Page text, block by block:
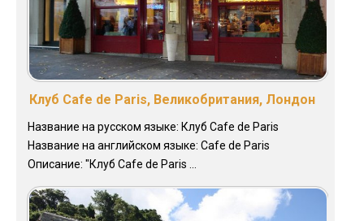
Клуб Cafe de Paris, Великобритания, Лондон
Название на русском языке: Клуб Cafe de Paris
Название на английском языке: Cafe de Paris
Описание: "Клуб Cafe de Paris ...